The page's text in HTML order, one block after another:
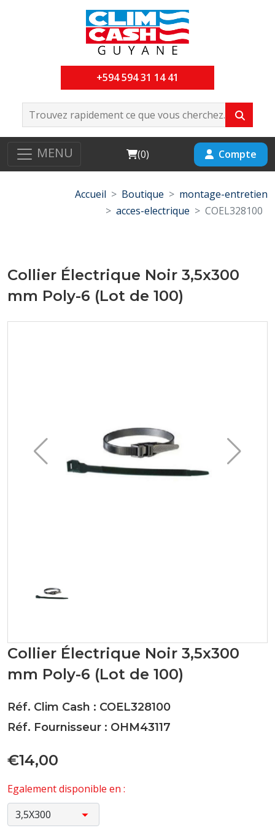
+594 594 31 14 41
MENU Cart
(0) Compte
Accueil Boutique
montage-entretien
acces-electrique
COEL328100
Collier Électrique Noir 3,5x300
mm Poly-6 (Lot de 100)
Collier Électrique Noir 3,5x300
mm Poly-6 (Lot de 100)
Réf. Clim Cash : COEL328100
Réf. Fournisseur : OHM43117
€14,00
Egalement disponible en :